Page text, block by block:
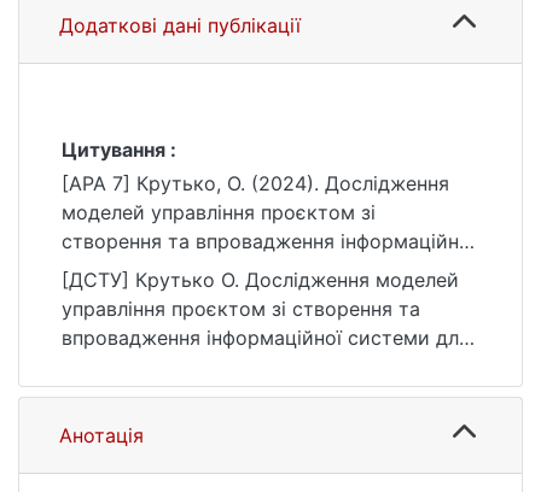
Додаткові дані публікації
Цитування :
[APA 7] Крутько, О. (2024). Дослідження
моделей управління проєктом зі
створення та впровадження інформаційної
системи для мінімізації наслідків стресу
під контролем психотерапевта
[Магістерська робота, Київський
національний університет імені Тараса
Шевченка]. eKNUTSHIR.
[ДСТУ] Крутько О. Дослідження моделей
управління проєктом зі створення та
впровадження інформаційної системи для
психотерапевта : кваліфікаційна робота
магістра : 122 Комп’ютерні науки / наук.
кер. В. В. Морозов. Київ, 2024. 109 с. URL:
Анотація